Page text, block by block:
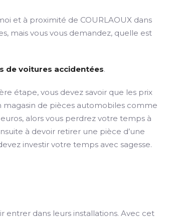
et à proximité de COURLAOUX dans
mais vous vous demandez, quelle est
de voitures accidentées.
étape, vous devez savoir que les prix
magasin de pièces automobiles comme
alors vous perdrez votre temps à
à devoir retirer une pièce d’une
investir votre temps avec sagesse.
dans leurs installations. Avec cet